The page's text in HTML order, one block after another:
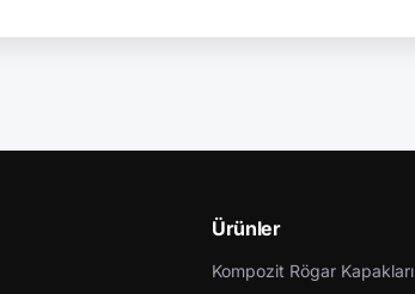
Ürünler
Kompozit Rögar Kapakları